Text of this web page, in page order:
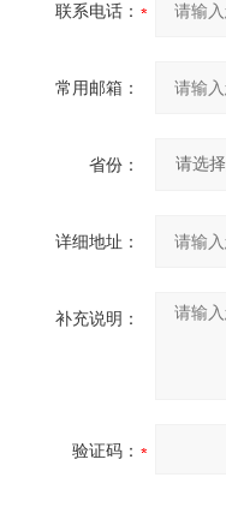
联系电话：
常用邮箱：
省份：
详细地址：
补充说明：
验证码：